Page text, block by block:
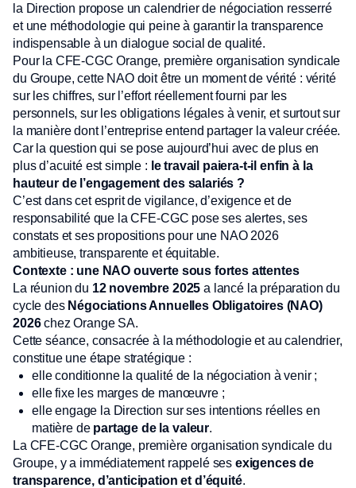
la Direction propose un calendrier de négociation resserré
et une méthodologie qui peine à garantir la transparence
indispensable à un dialogue social de qualité.
Pour la CFE-CGC Orange, première organisation syndicale
du Groupe, cette NAO doit être un moment de vérité : vérité
sur les chiffres, sur l’effort réellement fourni par les
personnels, sur les obligations légales à venir, et surtout sur
la manière dont l’entreprise entend partager la valeur créée.
Car la question qui se pose aujourd’hui avec de plus en
plus d’acuité est simple : le travail paiera-t-il enfin à la
hauteur de l’engagement des salariés ?
C’est dans cet esprit de vigilance, d’exigence et de
responsabilité que la CFE-CGC pose ses alertes, ses
constats et ses propositions pour une NAO 2026
ambitieuse, transparente et équitable.
Contexte : une NAO ouverte sous fortes attentes
La réunion du 12 novembre 2025 a lancé la préparation du
cycle des Négociations Annuelles Obligatoires (NAO)
2026chez Orange SA.
Cette séance, consacrée à la méthodologie et au calendrier,
constitue une étape stratégique :
elle conditionne la qualité de la négociation à venir ;
elle fixe les marges de manœuvre ;
elle engage la Direction sur ses intentions réelles en
matière de partage de la valeur.
La CFE-CGC Orange, première organisation syndicale du
Groupe, y a immédiatement rappelé ses exigences de
transparence, d’anticipation et d’équité.